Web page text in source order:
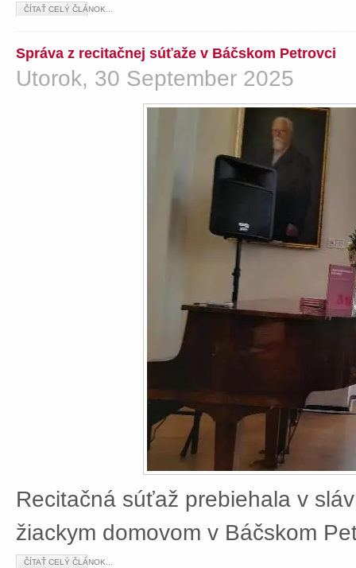
ČÍTAŤ CELÝ ČLÁNOK...
Správa z recitačnej súťaže v Báčskom Petrovci
Utorok, 30 September 2025
Recitačná súťaž prebiehala v
žiackym domovom v Báčskom
ČÍTAŤ CELÝ ČLÁNOK...